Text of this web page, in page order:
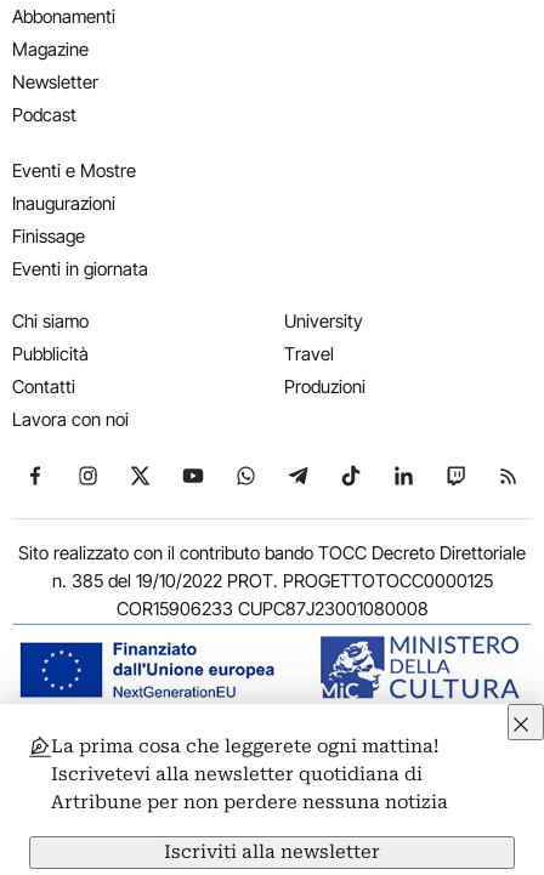
Abbonamenti
Magazine
Newsletter
Podcast
Eventi e Mostre
Inaugurazioni
Finissage
Eventi in giornata
Chi siamo
Pubblicità
Contatti
Lavora con noi
University
Travel
Produzioni
Seguici su Facebook
Seguici su Instagram
Seguici su X
Seguici su YouTube
Seguici su WhatsApp
Seguici su Telegram
Seguici su TikTok
Seguici su
Seguici
Sito realizzato con il contributo bando TOCC Decreto Direttoriale
n. 385 del 19/10/2022 PROT. PROGETTOTOCC0000125
COR15906233 CUPC87J23001080008
© 2011-2026 ARTRIBUNE srl – Corso Vittorio Emanuele II, 287 –
00186 Roma - P.I. 11381581005
Privacy: Responsabile della protezione dei dati personali
ARTRIBUNE srl – Corso Vittorio Emanuele II, 287 – 00186 Roma
Termini e condizioniPrivacy PolicyCookie PolicyCredits
La prima cosa che leggerete ogni mattina!
Iscrivetevi alla newsletter quotidiana di
Artribune per non perdere nessuna notizia
Iscriviti alla newsletter